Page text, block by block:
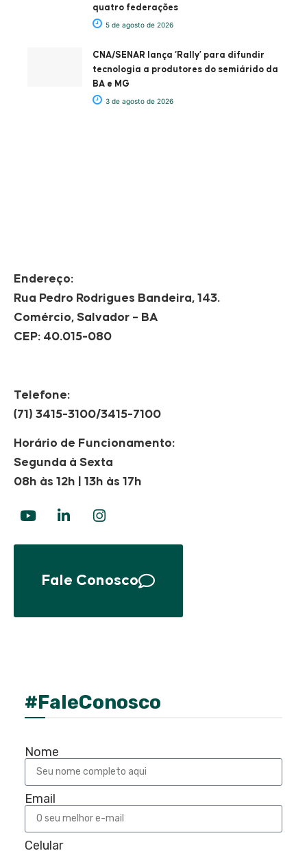
quatro federações
5 de agosto de 2026
CNA/SENAR lança ‘Rally’ para difundir
tecnologia a produtores do semiárido da
BA e MG
3 de agosto de 2026
Endereço:
Rua Pedro Rodrigues Bandeira, 143.
Comércio, Salvador – BA
CEP: 40.015-080
Telefone:
(71) 3415-3100/3415-7100
Horário de Funcionamento:
Segunda à Sexta
08h às 12h | 13h às 17h
Fale Conosco
#FaleConosco
Nome
Email
Celular